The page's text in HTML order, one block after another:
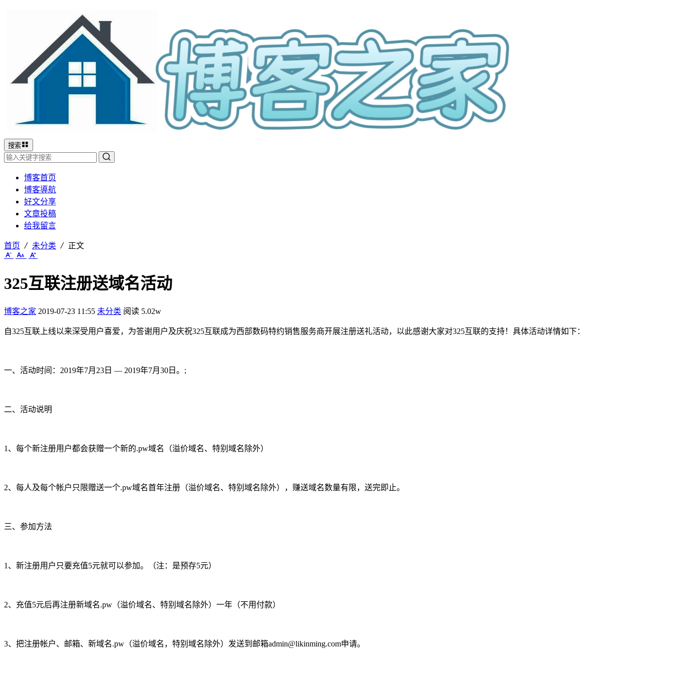
搜索
博客首页
博客導航
好文分享
文章投稿
给我留言
首页 未分类 正文
325互联注册送域名活动
博客之家 2019-07-23 11:55 未分类 阅读 5.02w
自325互联上线以来深受用户喜爱，为答谢用户及庆祝325互联成为西部数码特约销售服务商开展注册送礼活动，以此感谢大家对325互联的支持！具体活动详情如下：
一、活动时间：2019年7月23日 — 2019年7月30日。;
二、活动说明
1、每个新注册用户都会获赠一个新的.pw域名（溢价域名、特别域名除外）
2、每人及每个帐户只限赠送一个.pw域名首年注册（溢价域名、特别域名除外），赚送域名数量有限，送完即止。
三、参加方法
1、新注册用户只要充值5元就可以参加。（注：是预存5元）
2、充值5元后再注册新域名.pw（溢价域名、特别域名除外）一年（不用付款）
3、把注册帐户、邮箱、新域名.pw（溢价域名，特别域名除外）发送到邮箱admin@likinming.com申请。